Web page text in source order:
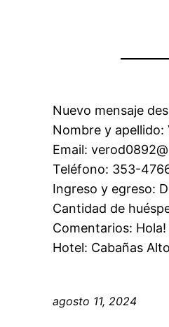
Nuevo mensaje
Nombre y apellido:
Email:
Teléfono: 353-
Ingreso y egreso:
Cantidad de
Comentarios:
Hotel: Cabañas
agosto 11, 2024